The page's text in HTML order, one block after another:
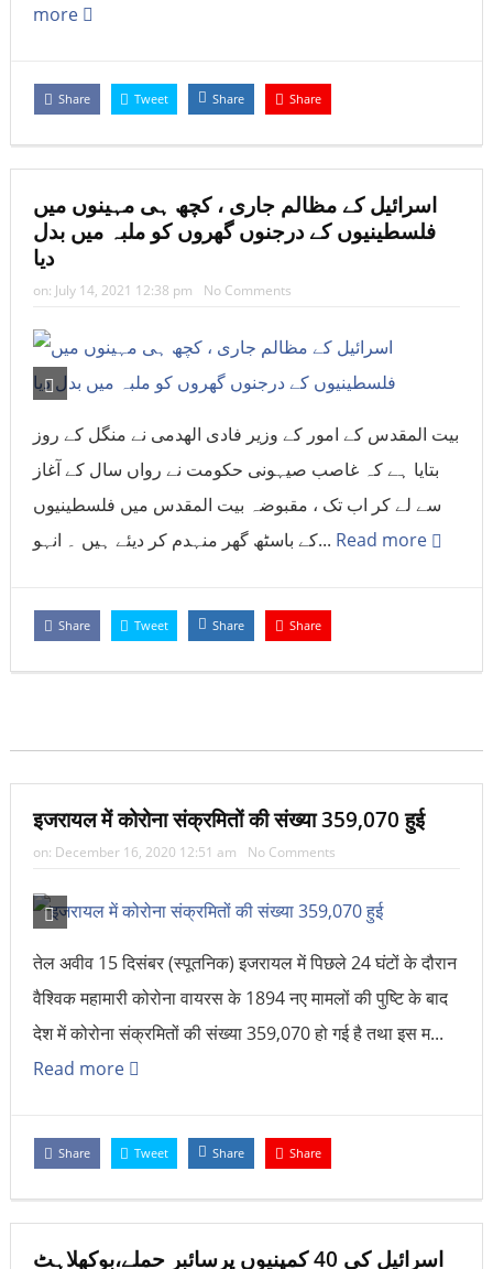
more
Share Tweet Share Share
اسرائیل کے مظالم جاری ، کچھ ہی مہینوں میں
فلسطینیوں کے درجنوں گھروں کو ملبہ میں بدل
دیا
on: July 14, 2021 12:38 pm No Comments
بیت المقدس کے امور کے وزیر فادی الھدمی نے منگل کے روز
بتایا ہے کہ غاصب صیہونی حکومت نے رواں سال کے آغاز
سے لے کر اب تک ، مقبوضہ بیت المقدس میں فلسطینیوں
کے باسٹھ گھر منہدم کر دیئے ہيں ۔ انہو... Read more
Share Tweet Share Share
इजरायल में कोरोना संक्रमितों की संख्या 359,070 हुई
on: December 16, 2020 12:51 am No Comments
तेल अवीव 15 दिसंबर (स्पूतनिक) इजरायल में पिछले 24 घंटों के दौरान
वैश्विक महामारी कोरोना वायरस के 1894 नए मामलों की पुष्टि के बाद
देश में कोरोना संक्रमितों की संख्या 359,070 हो गई है तथा इस म...
Read more
Share Tweet Share Share
اسرائیل کی 40 کمپنیوں پرسائبر حملے،بوکھلاہٹ